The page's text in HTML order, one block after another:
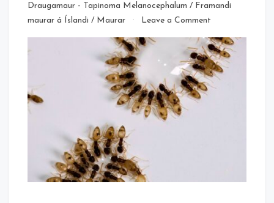
Draugamaur - Tapinoma Melanocephalum / Framandi
maurar á Íslandi / Maurar Leave a Commenton
maura